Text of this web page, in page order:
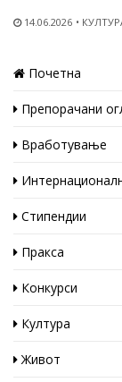
14.06.2026
Почетна
Препорачани
Вработување
Стипендии
Пракса
Конкурси
Култура
Живот